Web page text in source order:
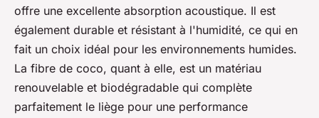
offre une excellente absorption acoustique. Il est
également durable et résistant à l'humidité, ce qui en
fait un choix idéal pour les environnements humides.
La fibre de coco, quant à elle, est un matériau
renouvelable et biodégradable qui complète
parfaitement le liège pour une performance